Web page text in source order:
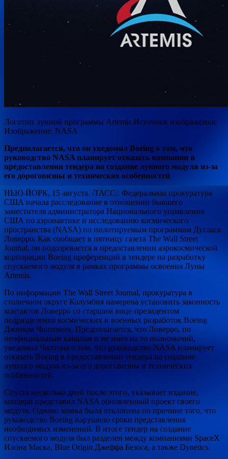
Логотип лунной программы Artemis.Источник изображения:
Изображение: NASA
Предполагается, что он уведомил Boeing о том, что
руководство NASA планирует отказать компании в
предоставлении тендера на создание лунного модуля из-за
его дороговизны и технических особенностей
НЬЮ-ЙОРК, 15 августа. /ТАСС/. Федеральная прокуратура
США начала расследование в отношении бывшего
заместителя администратора Национального управления
США по аэронавтике и исследованию космического
пространства (NASA) по пилотируемым программам Дугласа
Ловерро. Как сообщает в пятницу газета The Wall Street
Journal, он подозревается в предоставлении аэрокосмической
корпорации Boeing преференций в тендере на разработку
спускаемого модуля в рамках программы освоения Луны
Artemis.
По информации The Wall Street Journal, прокуратура в
столичном округе Колумбия намерена установить законность
контактов Ловерро со старшим вице-президентом
подразделения космических и военных разработок Boeing
Джимом Чилтоном. Предполагается, что Ловерро, по
неофициальным каналам и не имея на то полномочий,
уведомил Чилтона о том, что руководство NASA планирует
отказать Boeing в предоставлении тендера на создание
лунного модуля из-за его дороговизны и технических
особенностей.
Спустя несколько дней после этого, указывает издание,
концерн представил NASA обновленный проект своего
модуля. Однако заявка была отклонена по причине того, что
руководство Boeing нарушило сроки представления
необходимых изменений. В итоге тендер на создание
спускаемого модуля был разделен между компаниями SpaceX
Илона Маска, Blue Origin Джеффа Безоса, а также Dynetics.